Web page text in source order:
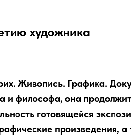
художника
Живопись. Графика.
и философа, она
готовящейся
произведения,